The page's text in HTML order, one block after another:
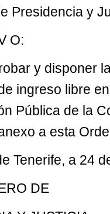
Presidencia y
O:
y disponer
ingreso libre
Pública de la
a esta
Tenerife, a 24
DE